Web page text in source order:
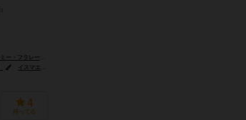
フラレール（Jérémy Fraile）
イスマエル・ポマツ（Ismaël Pommaz）
4
持ってる